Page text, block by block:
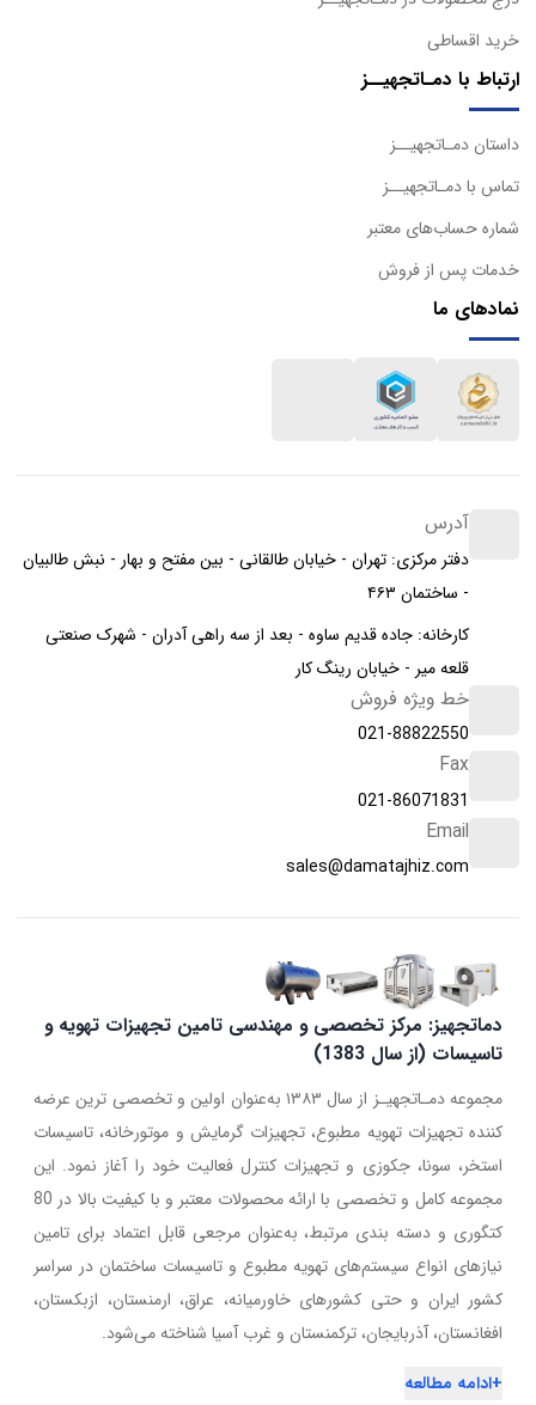
خرید اقساطی
ارتباط با دمـاتجهیــز
داستان دمـاتجهیــز
تماس با دمـاتجهیــز
شماره حساب‌های معتبر
خدمات پس از فروش
نمادهای ما
آدرس
دفتر مرکزی: تهران - خیابان طالقانی - بین مفتح و بهار - نبش طالبیان
- ساختمان ۴۶۳
کارخانه: جاده قدیم ساوه - بعد از سه راهی آدران - شهرک صنعتی
قلعه میر - خیابان رینگ کار
خط ویژه فروش
021-88822550
Fax
021-86071831
Email
sales@damatajhiz.com
دماتجهیز: مرکز تخصصی و مهندسی تامین تجهیزات تهویه و
تاسیسات (از سال 1383)
مجموعه دمـاتجهیـز از سال ۱۳۸۳ به‌عنوان اولین و تخصصی ترین عرضه
کننده تجهیزات تهویه مطبوع، تجهیزات گرمایش و موتورخانه، تاسیسات
استخر، سونا، جکوزی و تجهیزات کنترل فعالیت خود را آغاز نمود. این
مجموعه کامل و تخصصی با ارائه محصولات معتبر و با کیفیت بالا در 80
کتگوری و دسته بندی مرتبط، به‌عنوان مرجعی قابل اعتماد برای تامین
نیازهای انواع سیستم‌های تهویه مطبوع و تاسیسات ساختمان در سراسر
کشور ایران و حتی کشورهای خاورمیانه، عراق، ارمنستان، ازبکستان،
افغانستان، آذربایجان، ترکمنستان و غرب آسیا شناخته می‌شود.
+ادامه مطالعه